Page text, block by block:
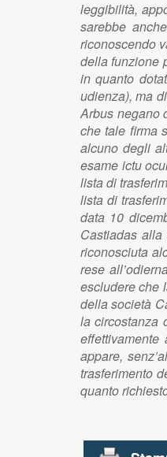
leggibilità,
sarebbe
riconoscendo
della funzione
in quanto
udienza), ma
Arbus negano
che tale firma
alcuno degli
esame ictu
lista di
lista di
data 10
Castiadas
riconosciuta
rese
escludere che
della società
la circostanza
appare,
trasferimento
quanto